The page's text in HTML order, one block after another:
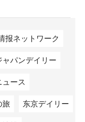
报ネットワーク
ャパンデイリー
ース
旅 东京デイリー